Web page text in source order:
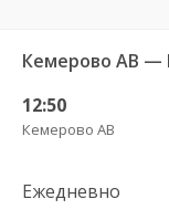
Кемерово АВ —
12:50
Кемерово АВ
Ежедневно